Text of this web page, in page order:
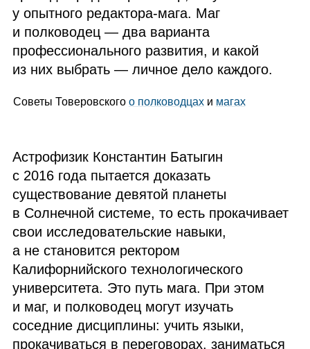
у опытного редактора‑мага. Маг
и полководец — два варианта
профессионального развития, и какой
из них выбрать — личное дело каждого.
Советы Товеровского о полководцахи магах
Астрофизик Константин Батыгин
с 2016 года пытается доказать
существование девятой планеты
в Солнечной системе, то есть прокачивает
свои исследовательские навыки,
а не становится ректором
Калифорнийского технологического
университета. Это путь мага. При этом
и маг, и полководец могут изучать
соседние дисциплины: учить языки,
прокачиваться в переговорах, заниматься